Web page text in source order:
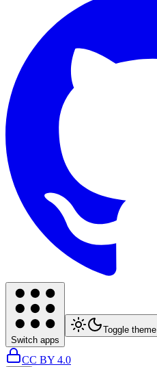
Switch apps
Toggle theme
CC BY 4.0